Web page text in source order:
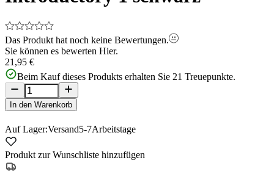
Das Produkt hat noch keine Bewertungen.
Sie können es bewerten Hier.
21,95 €
Beim Kauf dieses Produkts erhalten Sie 21 Treuepunkte.
In den Warenkorb
Auf Lager:Versand5-7Arbeitstage
Produkt zur Wunschliste hinzufügen